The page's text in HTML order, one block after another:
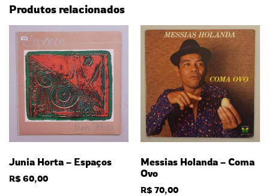
Produtos relacionados
Junia Horta – Espaços
R$60,00
Messias Holanda – Coma
Ovo
R$70,00